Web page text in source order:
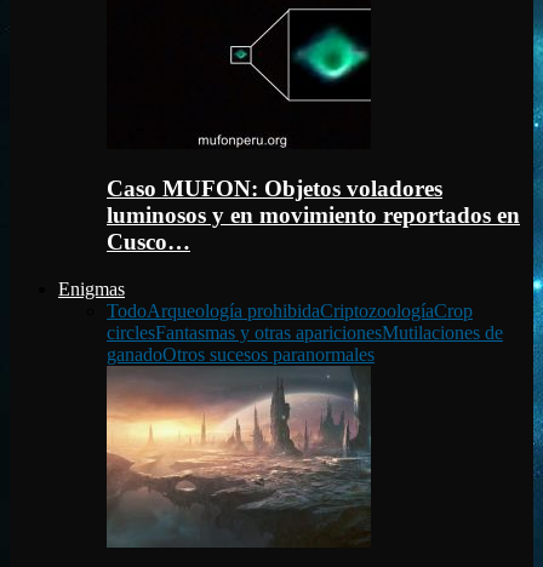
Caso MUFON: Objetos voladores
luminosos y en movimiento reportados en
Cusco…
Enigmas
TodoArqueología prohibidaCriptozoologíaCrop
circlesFantasmas y otras aparicionesMutilaciones de
ganadoOtros sucesos paranormales